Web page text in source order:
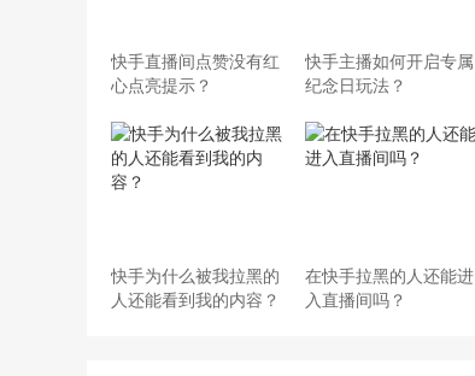
快手直播间点赞没有红
心点亮提示？
快手主播如何开启专属
纪念日玩法？
快手为什么被我拉黑的
人还能看到我的内容？
在快手拉黑的人还能进
入直播间吗？